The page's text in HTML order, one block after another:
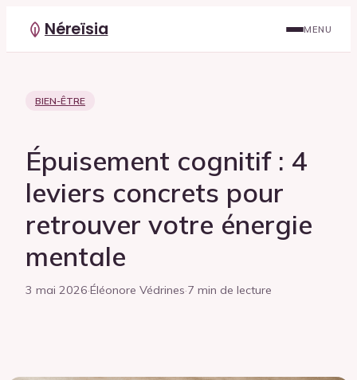
Néreïsia MENU
BIEN-ÊTRE
Épuisement cognitif : 4
leviers concrets pour
retrouver votre énergie
mentale
3 mai 2026·Éléonore Védrines·7 min de lecture